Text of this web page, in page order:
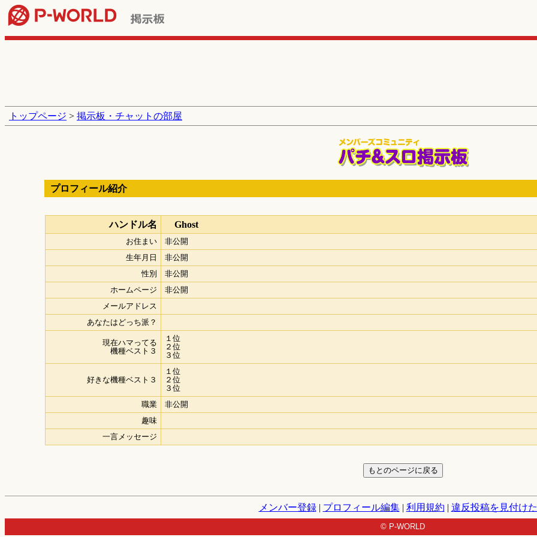
トップページ > 掲示板・チャットの部屋
プロフィール紹介
ハンドル名 Ghost
お住まい
非公開
生年月日
非公開
性別
非公開
ホームページ
非公開
メールアドレス
あなたはどっち派？
現在ハマってる
機種ベスト３
１位
２位
３位
好きな機種ベスト３
１位
２位
３位
職業
非公開
趣味
一言メッセージ
メンバー登録| プロフィール編集| 利用規約 | 違反投稿を見付け
© P-WORLD